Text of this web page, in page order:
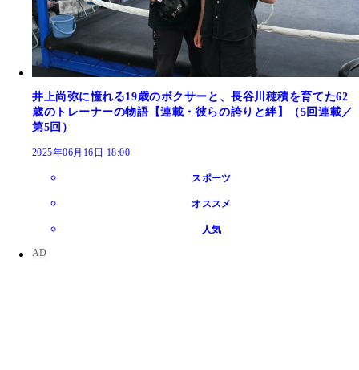
井上尚弥に憧れる19歳のボクサーと、長谷川穂積を育てた62
歳のトレーナーの物語【連載・彼らの誇りと絆】（5回連載／
第5回）
2025年06月16日 18:00
スポーツ
オススメ
人気